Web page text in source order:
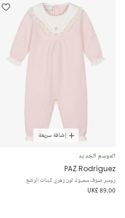
إضافة سريعة
الموسم الجديد
PAZ Rodríguez
رومبر صوف محبوك لون زهري للبنات الرضع
UK£ 89.00